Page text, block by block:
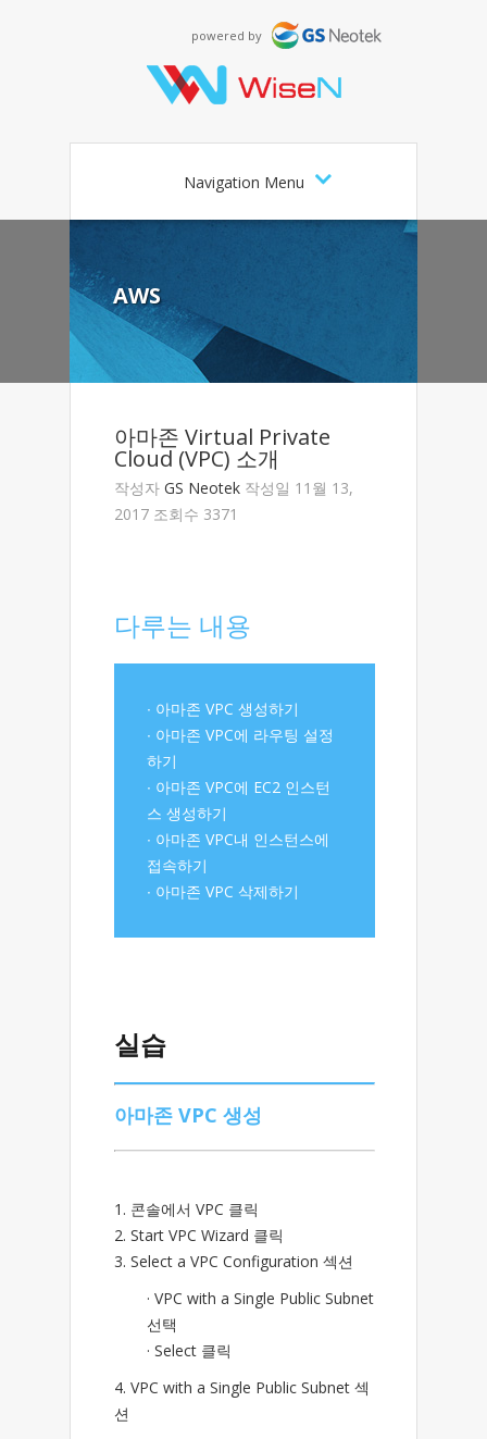
powered by
Navigation Menu
AWS
아마존 Virtual Private
Cloud (VPC) 소개
작성자 GS Neotek 작성일 11월 13,
2017 조회수 3371
다루는 내용
∙ 아마존 VPC 생성하기
∙ 아마존 VPC에 라우팅 설정
하기
∙ 아마존 VPC에 EC2 인스턴
스 생성하기
∙ 아마존 VPC내 인스턴스에
접속하기
∙ 아마존 VPC 삭제하기
실습
아마존 VPC 생성
1. 콘솔에서 VPC 클릭
2. Start VPC Wizard 클릭
3. Select a VPC Configuration 섹션
· VPC with a Single Public Subnet
선택
· Select 클릭
4. VPC with a Single Public Subnet 섹
션